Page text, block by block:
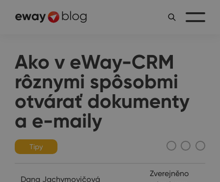
Ako v eWay-CRM
rôznymi spôsobmi
otvárať dokumenty
a e-maily
Tipy
Dana Jachymovičová
Zverejněno